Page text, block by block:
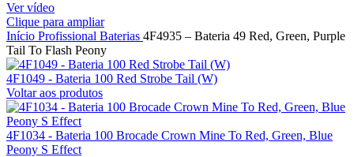
Ver vídeo
Clique para ampliar
Início Profissional Baterias 4F4935 – Bateria 49 Red, Green, Purple
Tail To Flash Peony
4F1049 - Bateria 100 Red Strobe Tail (W)
Voltar aos produtos
4F1034 - Bateria 100 Brocade Crown Mine To Red, Green, Blue
Peony S Effect